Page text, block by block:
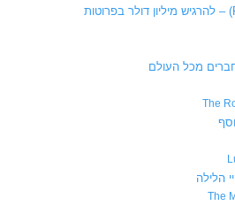
The
The